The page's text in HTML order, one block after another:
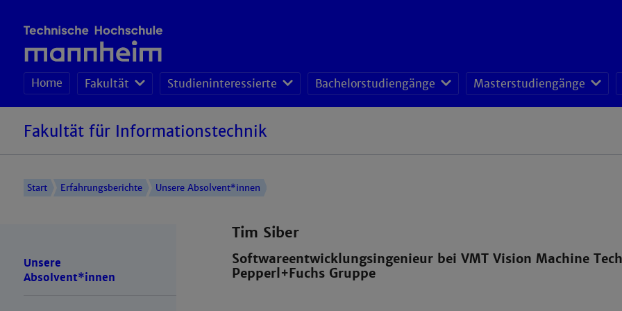
Home Fakultät Studieninteressierte Bachelorstudiengänge Masterstudiengänge
Fakultät für Informationstechnik
Start Erfahrungsberichte Unsere Absolvent*innen
Unsere
Absolvent*innen
Tim Siber
Softwareentwicklungsingenieur bei VMT Vision Machine
Pepperl+Fuchs Gruppe